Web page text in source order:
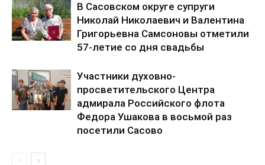
В Сасовском округе супруги
Николай Николаевич и Валентина
Григорьевна Самсоновы отметили
57-летие со дня свадьбы
Участники духовно-
просветительского Центра
адмирала Российского флота
Федора Ушакова в восьмой раз
посетили Сасово